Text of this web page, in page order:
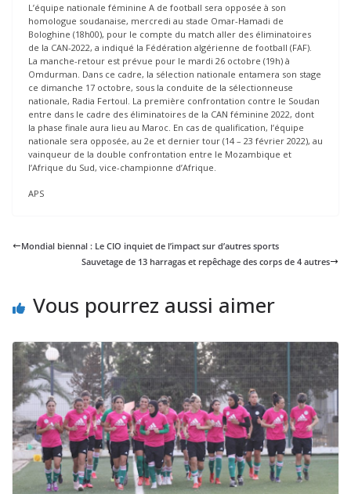
L’équipe nationale féminine A de football sera opposée à son
homologue soudanaise, mercredi au stade Omar-Hamadi de
Bologhine (18h00), pour le compte du match aller des éliminatoires
de la CAN-2022, a indiqué la Fédération algérienne de football (FAF).
La manche-retour est prévue pour le mardi 26 octobre (19h) à
Omdurman. Dans ce cadre, la sélection nationale entamera son stage
ce dimanche 17 octobre, sous la conduite de la sélectionneuse
nationale, Radia Fertoul. La première confrontation contre le Soudan
entre dans le cadre des éliminatoires de la CAN féminine 2022, dont
la phase finale aura lieu au Maroc. En cas de qualification, l’équipe
nationale sera opposée, au 2e et dernier tour (14 – 23 février 2022), au
vainqueur de la double confrontation entre le Mozambique et
l’Afrique du Sud, vice-championne d’Afrique.
APS
Mondial biennal : Le CIO inquiet de l’impact sur d’autres sports
Sauvetage de 13 harragas et repêchage des corps de 4 autres
Vous pourrez aussi aimer